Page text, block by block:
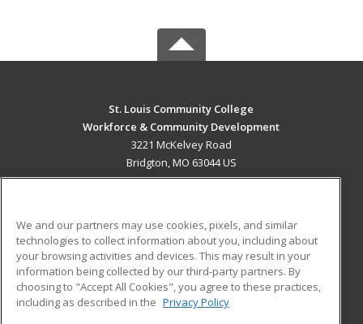
St. Louis Community College
Workforce & Community Development
3221 McKelvey Road
Bridgton, MO 63044 US
ADDITIONAL RESOURCES
Military
Financial Assistance
Help
Student Blog
We and our partners may use cookies, pixels, and similar
technologies to collect information about you, including about
your browsing activities and devices. This may result in your
information being collected by our third-party partners. By
choosing to "Accept All Cookies", you agree to these practices,
including as described in the Privacy Policy